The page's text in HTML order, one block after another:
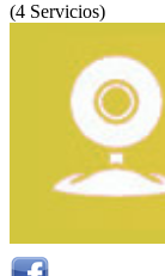
(4 Servicios)